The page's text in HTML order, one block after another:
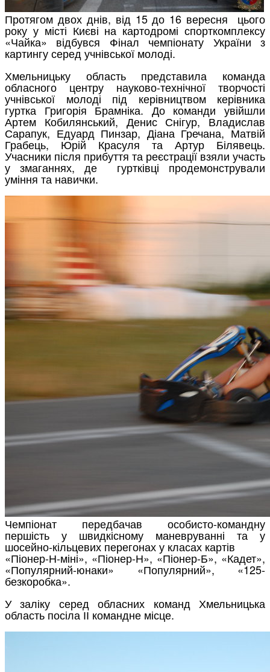
Протягом двох днів, від 15 до 16 вересня цього
року у місті Києві на картодромі спорткомплексу
«Чайка» відбувся Фінал чемпіонату України з
картингу серед учнівської молоді.
Хмельницьку область представила команда
обласного центру науково-технічної творчості
учнівської молоді під керівництвом керівника
гуртка Григорія Брамніка. До команди увійшли
Артем Кобилянський, Денис Снігур, Владислав
Сарапук, Едуард Пинзар, Діана Гречана, Матвій
Грабець, Юрій Красуля та Артур Білявець.
Учасники після прибуття та реєстрації взяли участь
у змаганнях, де гуртківці продемонстрували
уміння та навички.
Чемпіонат передбачав особисто-командну
першість у швидкісному маневруванні та у
шосейно-кільцевих перегонах у класах картів
«Піонер-Н-міні», «Піонер-Н», «Піонер-Б», «Кадет»,
«Популярний-юнаки» «Популярний», «125-
безкоробка».
У заліку серед обласних команд Хмельницька
область посіла ІІ командне місце.